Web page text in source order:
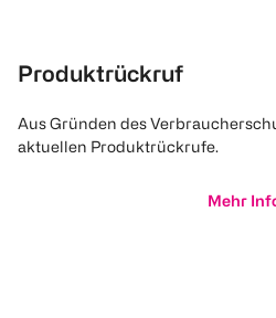
Produktrückruf
Aus Gründen des
aktuellen Produktrückrufe.
Mehr